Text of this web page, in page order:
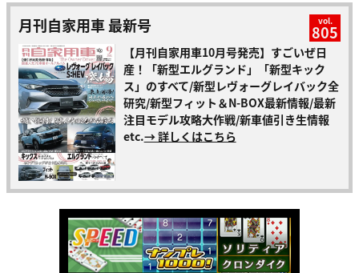
月刊自家用車 最新号 vol.
805
【月刊自家用車10月号発売】すごいぜ日
産！「新型エルグランド」「新型キック
ス」のすべて/新型レヴォーグレイバック全
研究/新型フィット＆N-BOX最新情報/最新
注目モデル攻略大作戦/新車値引き生情報
etc.→ 詳しくはこちら